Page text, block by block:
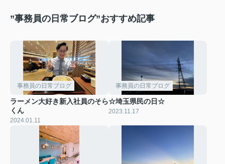
”事務員の日常ブログ”おすすめ記事
事務員の日常ブログ
ラーメン大好き新入社員のそら
くん
2024.01.11
事務員の日常ブログ
☆埼玉県民の日☆
2023.11.17